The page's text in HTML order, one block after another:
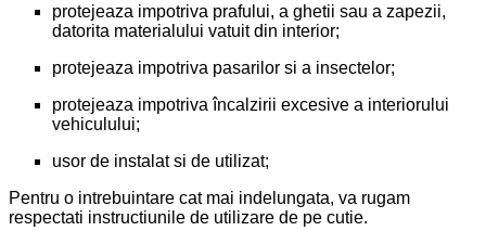
protejeaza impotriva prafului, a ghetii sau a zapezii,
datorita materialului vatuit din interior;
protejeaza impotriva pasarilor si a insectelor;
protejeaza impotriva încalzirii excesive a interiorului
vehiculului;
usor de instalat si de utilizat;
Pentru o intrebuintare cat mai indelungata, va rugam
respectati instructiunile de utilizare de pe cutie.